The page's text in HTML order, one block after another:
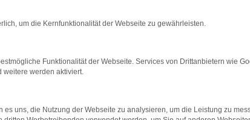
bestimmter Seiten verhindern. Funktioniert die
um die Kernfunktionalität der Webseite zu gewährleisten.
Funktionalität der Webseite. Services von Drittanbietern wie
weitere werden aktiviert.
es uns, die Nutzung der Webseite zu analysieren, um die Leistung zu